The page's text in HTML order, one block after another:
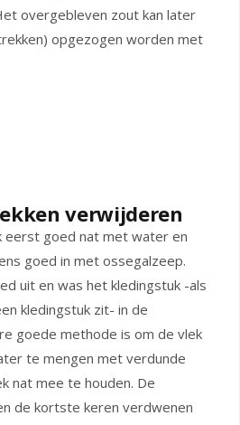
overgebleven zout kan later
opgezogen worden met
verwijderen
eerst goed nat met water en
goed in met ossegalzeep.
uit en was het kledingstuk -als
kledingstuk zit- in de
goede methode is om de vlek
te mengen met verdunde
nat mee te houden. De
de kortste keren verdwenen